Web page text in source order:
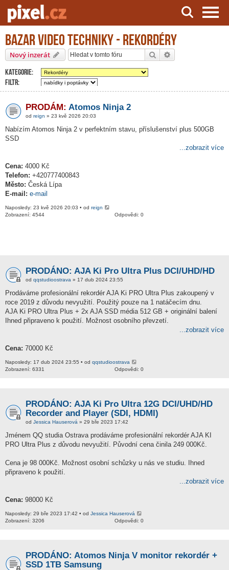
Server o natáčení a zpracování videa
Bazar video techniky - Rekordéry
Nový inzerát Hledat
Kategorie:
Filtr:
PRODÁM: Atomos Ninja 2
od reign » 23 kvě 2026 20:03
Nabízím Atomos Ninja 2 v perfektním stavu, příslušenství plus 500GB
SSD
...zobrazit více
Cena: 4000 Kč
Telefon: +420777400843
Město: Česká Lípa
E-mail: e-mail
Naposledy: 23 kvě 2026 20:03 • od reign
Odpovědi: 0
Zobrazení: 4544
PRODÁNO: AJA Ki Pro Ultra Plus DCI/UHD/HD
od qqstudioostrava » 17 dub 2024 23:55
Prodáváme profesionální rekordér AJA Ki PRO Ultra Plus zakoupený v
roce 2019 z důvodu nevyužití. Použitý pouze na 1 natáčecím dnu.
AJA Ki PRO Ultra Plus + 2x AJA SSD média 512 GB + originální balení
Ihned připraveno k použití. Možnost osobního převzetí.
...zobrazit více
Cena: 70000 Kč
Naposledy: 17 dub 2024 23:55 • od qqstudioostrava
Odpovědi: 0
Zobrazení: 6331
PRODÁNO: AJA Ki Pro Ultra 12G DCI/UHD/HD
Recorder and Player (SDI, HDMI)
od Jessica Hauserová » 29 bře 2023 17:42
Jménem QQ studia Ostrava prodáváme profesionální rekordér AJA KI
PRO Ultra Plus z důvodu nevyužití. Původní cena činila 249 000Kč.
Cena je 98 000Kč. Možnost osobní schůzky u nás ve studiu. Ihned
připraveno k použití.
...zobrazit více
Cena: 98000 Kč
Naposledy: 29 bře 2023 17:42 • od Jessica Hauserová
Odpovědi: 0
Zobrazení: 3206
PRODÁNO: Atomos Ninja V monitor rekordér +
SSD 1TB Samsung